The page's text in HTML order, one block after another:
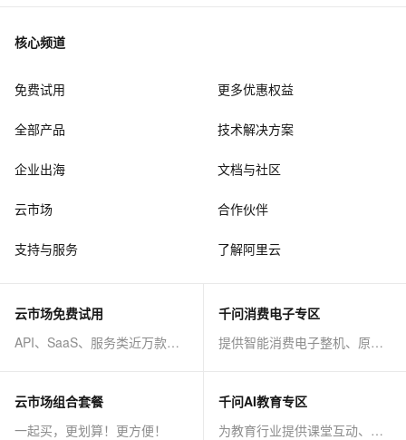
核心频道
免费试用 更多优惠权益
全部产品 技术解决方案
企业出海 文档与社区
云市场 合作伙伴
支持与服务 了解阿里云
云市场免费试用
API、SaaS、服务类近万款商品免费试！
千问消费电子专区
提供智能消费电子整机、原子能力等AI方案
云市场组合套餐
一起买，更划算！更方便！
千问AI教育专区
为教育行业提供课堂互动、课程制作等AI方案